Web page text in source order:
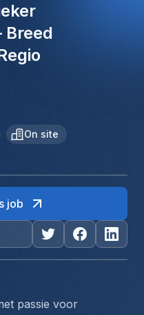
Breed
On site
job
passie voor